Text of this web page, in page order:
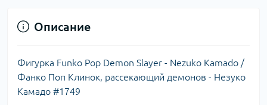
Описание
Фигурка Funko Pop Demon Slayer - Nezuko Kamado /
Фанко Поп Клинок, рассекающий демонов - Незуко
Камадо #1749